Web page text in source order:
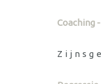
Coaching